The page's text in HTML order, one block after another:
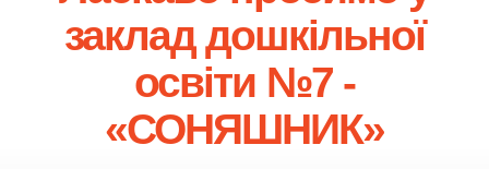
заклад дошкільної
освіти №7 -
«СОНЯШНИК»